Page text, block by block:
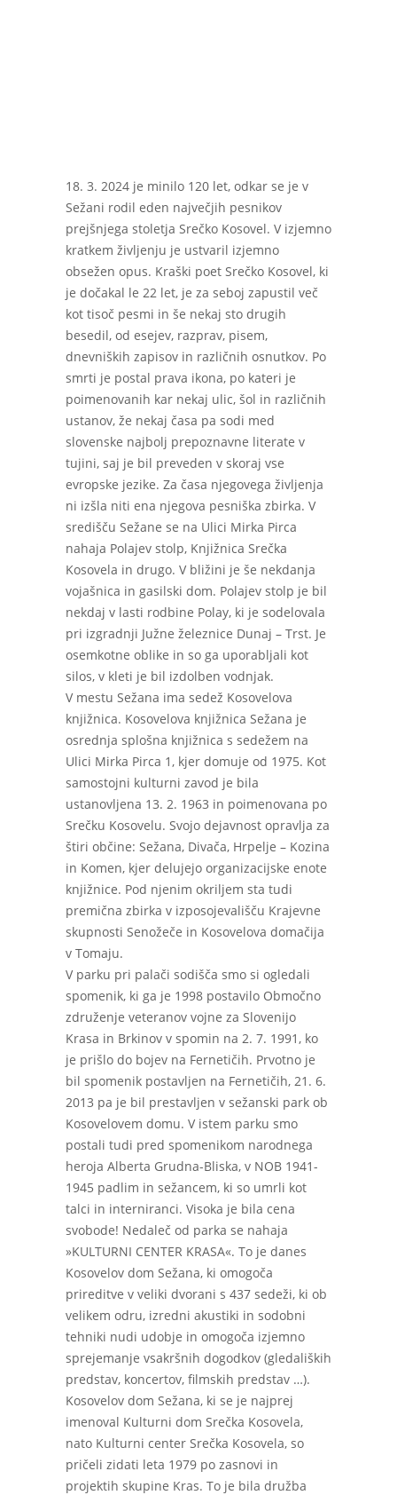
18. 3. 2024 je minilo 120 let, odkar se je v
Sežani rodil eden največjih pesnikov
prejšnjega stoletja Srečko Kosovel. V izjemno
kratkem življenju je ustvaril izjemno
obsežen opus. Kraški poet Srečko Kosovel, ki
je dočakal le 22 let, je za seboj zapustil več
kot tisoč pesmi in še nekaj sto drugih
besedil, od esejev, razprav, pisem,
dnevniških zapisov in različnih osnutkov. Po
smrti je postal prava ikona, po kateri je
poimenovanih kar nekaj ulic, šol in različnih
ustanov, že nekaj časa pa sodi med
slovenske najbolj prepoznavne literate v
tujini, saj je bil preveden v skoraj vse
evropske jezike. Za časa njegovega življenja
ni izšla niti ena njegova pesniška zbirka. V
središču Sežane se na Ulici Mirka Pirca
nahaja Polajev stolp, Knjižnica Srečka
Kosovela in drugo. V bližini je še nekdanja
vojašnica in gasilski dom. Polajev stolp je bil
nekdaj v lasti rodbine Polay, ki je sodelovala
pri izgradnji Južne železnice Dunaj – Trst. Je
osemkotne oblike in so ga uporabljali kot
silos, v kleti je bil izdolben vodnjak.
V mestu Sežana ima sedež Kosovelova
knjižnica. Kosovelova knjižnica Sežana je
osrednja splošna knjižnica s sedežem na
Ulici Mirka Pirca 1, kjer domuje od 1975. Kot
samostojni kulturni zavod je bila
ustanovljena 13. 2. 1963 in poimenovana po
Srečku Kosovelu. Svojo dejavnost opravlja za
štiri občine: Sežana, Divača, Hrpelje – Kozina
in Komen, kjer delujejo organizacijske enote
knjižnice. Pod njenim okriljem sta tudi
premična zbirka v izposojevališču Krajevne
skupnosti Senožeče in Kosovelova domačija
v Tomaju.
V parku pri palači sodišča smo si ogledali
spomenik, ki ga je 1998 postavilo Območno
združenje veteranov vojne za Slovenijo
Krasa in Brkinov v spomin na 2. 7. 1991, ko
je prišlo do bojev na Fernetičih. Prvotno je
bil spomenik postavljen na Fernetičih, 21. 6.
2013 pa je bil prestavljen v sežanski park ob
Kosovelovem domu. V istem parku smo
postali tudi pred spomenikom narodnega
heroja Alberta Grudna-Bliska, v NOB 1941-
1945 padlim in sežancem, ki so umrli kot
talci in interniranci. Visoka je bila cena
svobode! Nedaleč od parka se nahaja
»KULTURNI CENTER KRASA«. To je danes
Kosovelov dom Sežana, ki omogoča
prireditve v veliki dvorani s 437 sedeži, ki ob
velikem odru, izredni akustiki in sodobni
tehniki nudi udobje in omogoča izjemno
sprejemanje vsakršnih dogodkov (gledaliških
predstav, koncertov, filmskih predstav …).
Kosovelov dom Sežana, ki se je najprej
imenoval Kulturni dom Srečka Kosovela,
nato Kulturni center Srečka Kosovela, so
pričeli zidati leta 1979 po zasnovi in
projektih skupine Kras. To je bila družba